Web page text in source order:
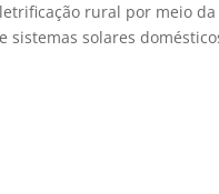
rural por meio da
sistemas solares